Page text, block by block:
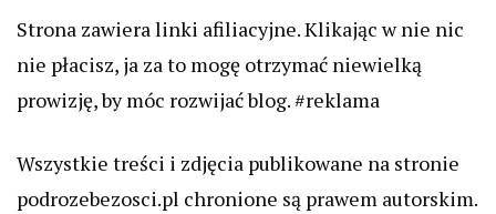
Strona zawiera linki afiliacyjne. Klikając w nie nic
nie płacisz, ja za to mogę otrzymać niewielką
prowizję, by móc rozwijać blog. #reklama
Wszystkie treści i zdjęcia publikowane na stronie
podrozebezosci.pl chronione są prawem autorskim.